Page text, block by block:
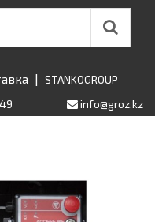
| STANKOGROUP
info@groz.kz